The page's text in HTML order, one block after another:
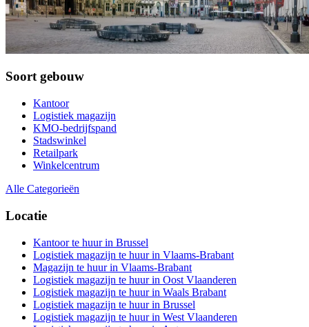
Soort gebouw
Kantoor
Logistiek magazijn
KMO-bedrijfspand
Stadswinkel
Retailpark
Winkelcentrum
Alle Categorieën
Locatie
Kantoor te huur in Brussel
Logistiek magazijn te huur in Vlaams-Brabant
Magazijn te huur in Vlaams-Brabant
Logistiek magazijn te huur in Oost Vlaanderen
Logistiek magazijn te huur in Waals Brabant
Logistiek magazijn te huur in Brussel
Logistiek magazijn te huur in West Vlaanderen